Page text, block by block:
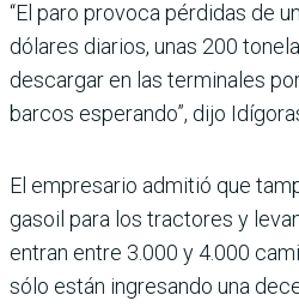
“El paro provoca pérdidas de
dólares diarios, unas 200
descargar en las terminales
barcos esperando”, dijo
El empresario admitió que
gasoil para los tractores y
entran entre 3.000 y 4.000
sólo están ingresando una